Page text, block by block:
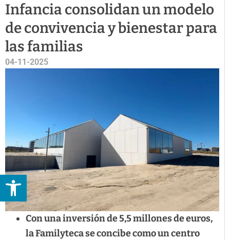
Abrir barra de herramientas
Infancia consolidan un modelo
de convivencia y bienestar para
las familias
04-11-2025
Con una inversión de 5,5 millones de euros,
la Familyteca se concibecomo uncentro